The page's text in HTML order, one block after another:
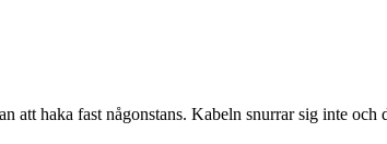
att haka fast någonstans. Kabeln snurrar sig inte och